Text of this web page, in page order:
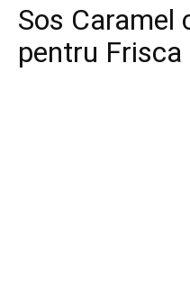
Sos Caramel
pentru Frisca